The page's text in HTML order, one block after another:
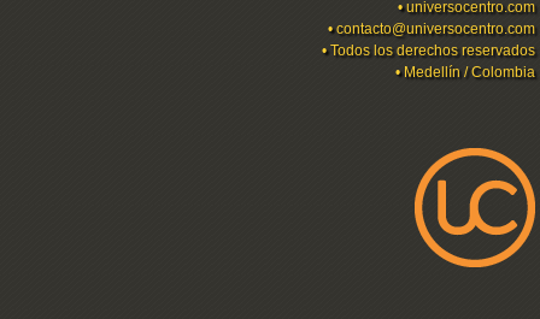
•universocentro.com
•contacto@universocentro.com
• Todos los derechos reservados
• Medellín / Colombia